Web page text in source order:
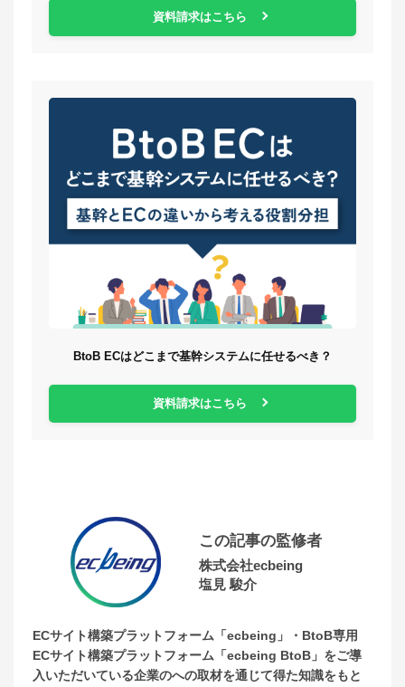
資料請求はこちら
BtoB ECはどこまで基幹システムに任せるべき？
資料請求はこちら
この記事の監修者
株式会社ecbeing
塩見 駿介
ECサイト構築プラットフォーム「ecbeing」・BtoB専用
ECサイト構築プラットフォーム「ecbeing BtoB」をご導
入いただいている企業のへの取材を通じて得た知識をもと